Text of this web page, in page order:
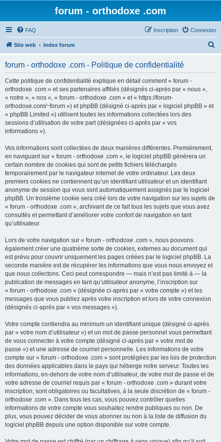
forum - orthodoxe .com
FAQ Connexion
Inscription
Site web Index forum
forum - orthodoxe .com - Politique de confidentialité
Cette politique de confidentialité explique en détail comment « forum -
orthodoxe .com » et ses partenaires affiliés (désignés ci-après par « nous »,
« notre », « nos », « forum - orthodoxe .com » et « https://forum-
orthodoxe.com/~forum ») et phpBB (désigné ci-après par « logiciel phpBB » et
« phpBB Limited ») utilisent toutes les informations collectées lors des
sessions d’utilisation de votre part (désignées ci-après par « vos
informations »).
Vos informations sont collectées de deux manières différentes. Premièrement,
en naviguant sur « forum - orthodoxe .com », le logiciel phpBB génèrera un
certain nombre de cookies qui sont de petits fichiers téléchargés
temporairement par le navigateur internet de votre ordinateur. Les deux
premiers cookies ne contiennent qu’un identifiant utilisateur et un identifiant
anonyme de session qui vous sont automatiquement assignés par le logiciel
phpBB. Un troisième cookie sera créé lors de votre navigation sur les sujets de
« forum - orthodoxe .com », archivant de ce fait tous les sujets que vous avez
consultés et permettant d’améliorer votre confort de navigation en tant
qu’utilisateur.
Lors de votre navigation sur « forum - orthodoxe .com », nous pouvons
également créer une quatrième sorte de cookies, externes au document qui
est prévu pour couvrir uniquement les pages créées par le logiciel phpBB. La
seconde manière est de récupérer les informations que vous nous envoyez et
que nous collectons. Ceci peut correspondre — mais n’est pas limité à — la
publication de messages en tant qu’utilisateur anonyme, l’inscription sur
« forum - orthodoxe .com » (désignée ci-après par « votre compte ») et les
messages que vous publiez après votre inscription et lors de votre connexion
(désignés ci-après par « vos messages »).
Votre compte contiendra au minimum un identifiant unique (désigné ci-après
par « votre nom d’utilisateur ») et un mot de passe personnel vous permettant
de vous connecter à votre compte (désigné ci-après par « votre mot de
passe ») et une adresse de courriel personnelle. Les informations de votre
compte sur « forum - orthodoxe .com » sont protégées par les lois de protection
des données applicables dans le pays qui héberge notre serveur. Toutes les
informations, en-dehors de votre nom d’utilisateur, de votre mot de passe et de
votre adresse de courriel requis par « forum - orthodoxe .com » durant votre
inscription, sont obligatoires ou facultatives, à la seule discrétion de « forum -
orthodoxe .com ». Dans tous les cas, vous pouvez contrôler quelles
informations de votre compte vous souhaitez rendre publiques ou non. De
plus, vous pouvez décider de vous abonner ou non à la liste de diffusion du
logiciel phpBB depuis une option disponible sur votre compte.